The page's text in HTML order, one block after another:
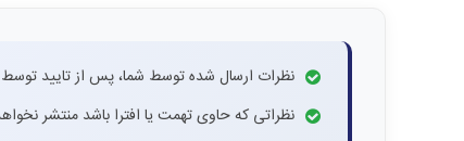
نظرات ارسال شده توسط شما، پس از تایید
نظراتی که حاوی تهمت یا افترا باشد منتشر